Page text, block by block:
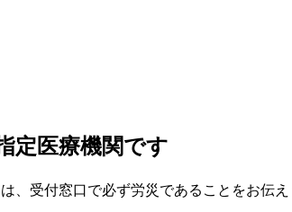
定医療機関です
、受付窓口で必ず労災であることをお伝え